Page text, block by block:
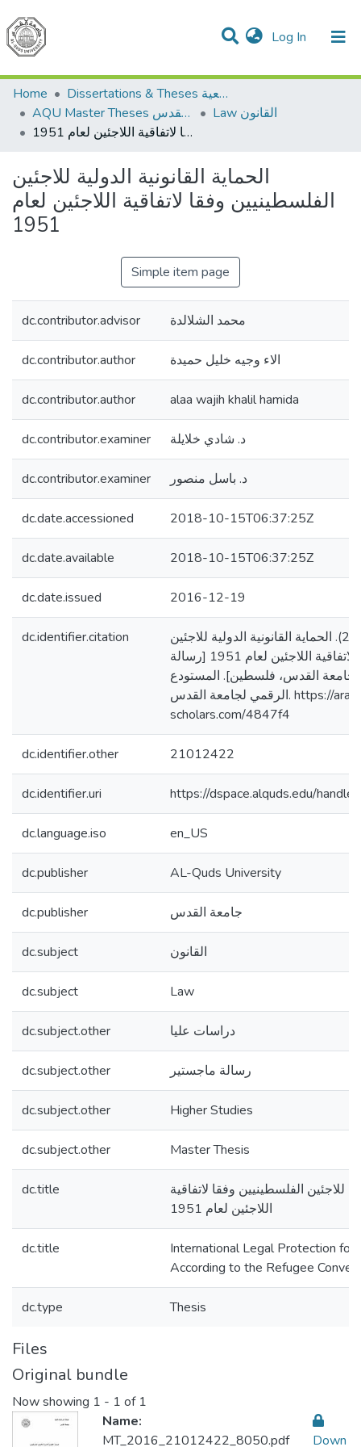
Log In (current)
Communities & Collections
All of DSpace
Home
Dissertations & Theses الرسائل الجامعية
AQU Master Theses الرسائل الجامعية الخاصة بجامعة القدس
Law القانون
الحماية القانونية الدولية للاجئين الفلسطينيين وفقا لاتفاقية اللاجئين لعام 1951
الحماية القانونية الدولية للاجئين
الفلسطينيين وفقا لاتفاقية اللاجئين لعام
1951
Simple item page
dc.contributor.advisor محمد الشلالدة
dc.contributor.author الاء وجيه خليل حميدة
dc.contributor.author alaa wajih khalil hamida
dc.contributor.examiner د. شادي خلايلة
dc.contributor.examiner د. باسل منصور
dc.date.accessioned 2018-10-15T06:37:25Z
dc.date.available 2018-10-15T06:37:25Z
dc.date.issued 2016-12-19
dc.identifier.citation
حميدة، الاء وجيه. (2016). الحماية القانونية الدولية للاجئين
الفلسطينيين وفقا لاتفاقية اللاجئين لعام 1951 [رسالة
جامعة القدس، فلسطين]. المستودع
الرقمي لجامعة القدس. https://arab-
scholars.com/4847f4
dc.identifier.other 21012422
dc.identifier.uri https://dspace.alquds.edu/
dc.language.iso en_US
dc.publisher AL-Quds University
dc.publisher جامعة القدس
dc.subject القانون
dc.subject Law
dc.subject.other دراسات عليا
dc.subject.other رسالة ماجستير
dc.subject.other Higher Studies
dc.subject.other Master Thesis
dc.title
للاجئين الفلسطينيين وفقا لاتفاقية
اللاجئين لعام 1951
dc.title
International Legal Protection fo
According to the Refugee
dc.type Thesis
Files
Original bundle
Now showing 1 - 1 of 1
Name:
MT_2016_21012422_8050.pdf
Down